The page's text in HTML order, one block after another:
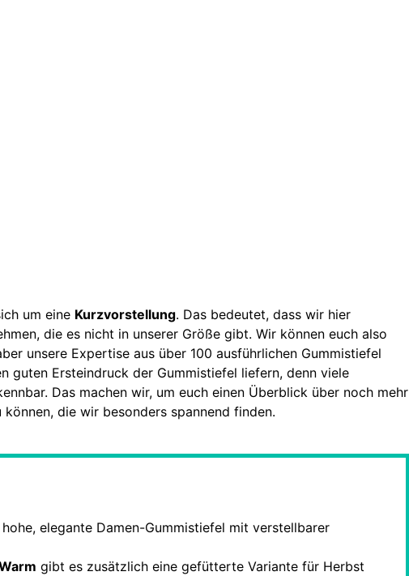
um eine Kurzvorstellung. Das bedeutet, dass wir hier
die es nicht in unserer Größe gibt. Wir können euch also
unsere Expertise aus über 100 ausführlichen Gummistiefel
guten Ersteindruck der Gummistiefel liefern, denn viele
Das machen wir, um euch einen Überblick über noch mehr
die wir besonders spannend finden.
elegante Damen-Gummistiefel mit verstellbarer
gibt es zusätzlich eine gefütterte Variante für Herbst